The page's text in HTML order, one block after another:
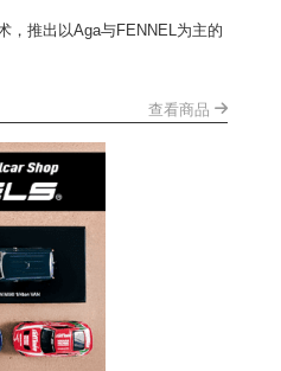
，推出以Aga与FENNEL为主的
查看商品